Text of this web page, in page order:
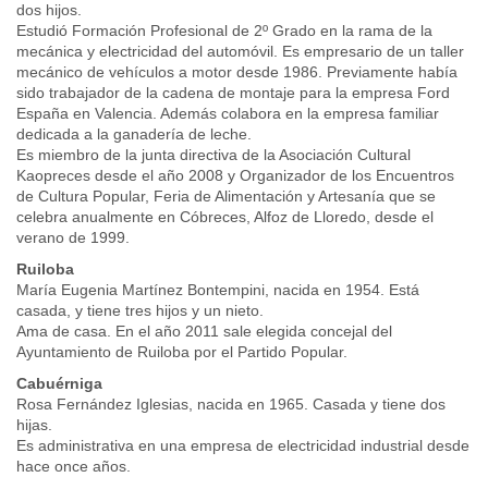
dos hijos.
Estudió Formación Profesional de 2º Grado en la rama de la
mecánica y electricidad del automóvil. Es empresario de un taller
mecánico de vehículos a motor desde 1986. Previamente había
sido trabajador de la cadena de montaje para la empresa Ford
España en Valencia. Además colabora en la empresa familiar
dedicada a la ganadería de leche.
Es miembro de la junta directiva de la Asociación Cultural
Kaopreces desde el año 2008 y Organizador de los Encuentros
de Cultura Popular, Feria de Alimentación y Artesanía que se
celebra anualmente en Cóbreces, Alfoz de Lloredo, desde el
verano de 1999.
Ruiloba
María Eugenia Martínez Bontempini, nacida en 1954. Está
casada, y tiene tres hijos y un nieto.
Ama de casa. En el año 2011 sale elegida concejal del
Ayuntamiento de Ruiloba por el Partido Popular.
Cabuérniga
Rosa Fernández Iglesias, nacida en 1965. Casada y tiene dos
hijas.
Es administrativa en una empresa de electricidad industrial desde
hace once años.